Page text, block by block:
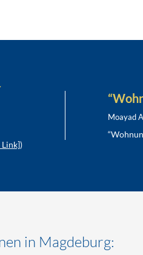
Link])
Moayad
in Magdeburg: